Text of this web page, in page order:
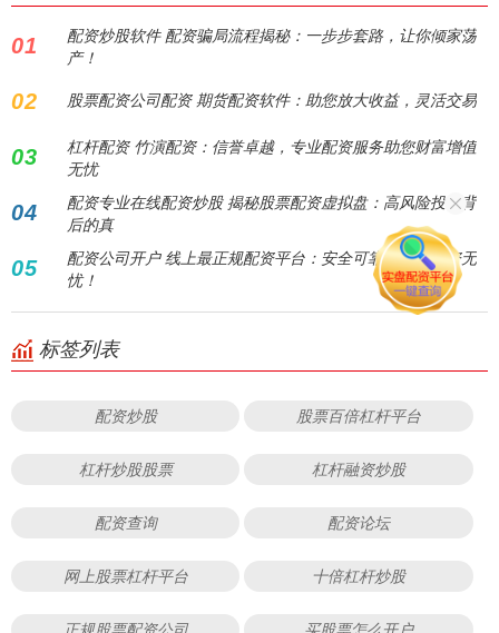
01
配资炒股软件 配资骗局流程揭秘：一步步套路，让你倾家荡
产！
02 股票配资公司配资 期货配资软件：助您放大收益，灵活交易
03
杠杆配资 竹演配资：信誉卓越，专业配资服务助您财富增值
无忧
04
配资专业在线配资炒股 揭秘股票配资虚拟盘：高风险投资背
后的真
05
配资公司开户 线上最正规配资平台：安全可靠，助您投资无
忧！
标签列表
配资炒股 股票百倍杠杆平台
杠杆炒股股票 杠杆融资炒股
配资查询 配资论坛
网上股票杠杆平台 十倍杠杆炒股
正规股票配资公司 买股票怎么开户